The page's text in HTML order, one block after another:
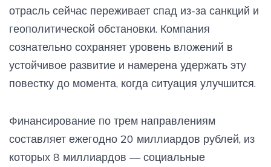
отрасль сейчас переживает спад из-за санкций и
геополитической обстановки. Компания
сознательно сохраняет уровень вложений в
устойчивое развитие и намерена удержать эту
повестку до момента, когда ситуация улучшится.
Финансирование по трем направлениям
составляет ежегодно 20 миллиардов рублей, из
которых 8 миллиардов — социальные